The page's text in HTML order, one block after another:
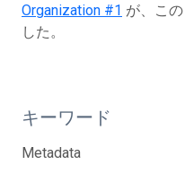
Organization #1 が、こ
した。
キーワード
Metadata